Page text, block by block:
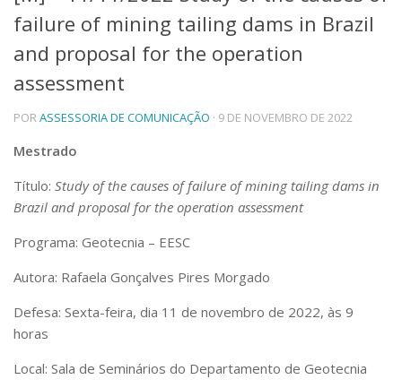
Telefones e Mapas
Pessoas
Ensino
Graduação
Educação a distância
Cursos de Extensão
Linhas de Pesquisa
Centros, Núcleos e Projetos em Rede
Pós-doutorado
Transferência de Tecnologia
Extensão à Comunidade
Artes, Cultura e Esportes
failure of mining tailing dams in Brazil
and proposal for the operation
assessment
PORASSESSORIA DE COMUNICAÇÃO · 9 DE NOVEMBRO DE 2022
Mestrado
Título: Study of the causes of failure of mining tailing dams in
Brazil and proposal for the operation assessment
Programa: Geotecnia – EESC
Autora: Rafaela Gonçalves Pires Morgado
Defesa: Sexta-feira, dia 11 de novembro de 2022, às 9
horas
Local: Sala de Seminários do Departamento de Geotecnia